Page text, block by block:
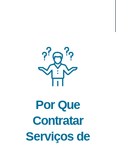
Por Que
Contratar
Serviços de